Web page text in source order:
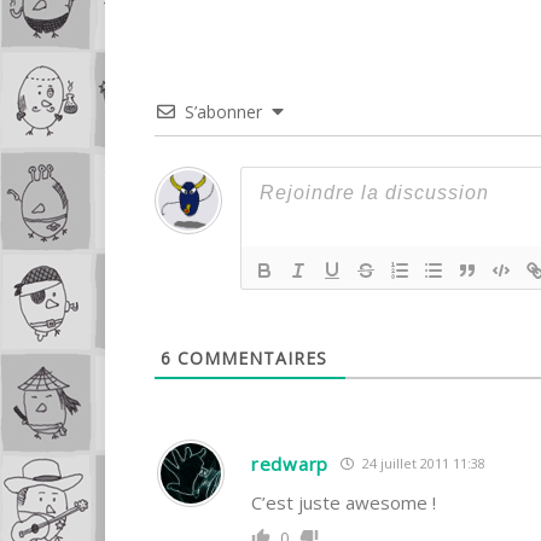
S’abonner
6 COMMENTAIRES
redwarp 24 juillet 2011 11:38
C’est juste awesome !